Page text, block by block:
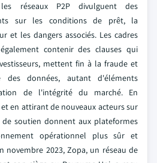
réseaux P2P divulguent des
sur les conditions de prêt, la
et les dangers associés. Les cadres
contenir des clauses qui
mettent fin à la fraude et
des données, autant d'éléments
de l'intégrité du marché. En
en attirant de nouveaux acteurs sur
soutien donnent aux plateformes
opérationnel plus sûr et
novembre 2023, Zopa, un réseau de